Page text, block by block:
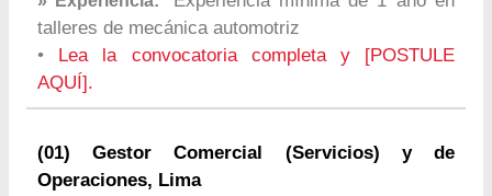
talleres de mecánica automotriz
•
Lea la convocatoria completa y [POSTULE
AQUÍ].
(01) Gestor Comercial (Servicios) y de
Operaciones, Lima